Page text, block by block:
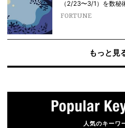
（2/23〜3/1）を数秘
FORTUNE
もっと見
人気のキーワ